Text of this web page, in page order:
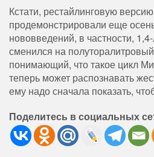
Кстати, рестайлинговую версию
продемонстрировали еще
нововведений, в частности,
сменился на
понимающий, что такое цикл
теперь может распознавать
ему надо сначала показать,
Поделитесь в социальных